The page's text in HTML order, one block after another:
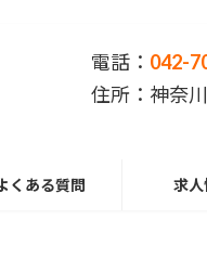
電話： 042-
住所：神奈
くある質問 求人